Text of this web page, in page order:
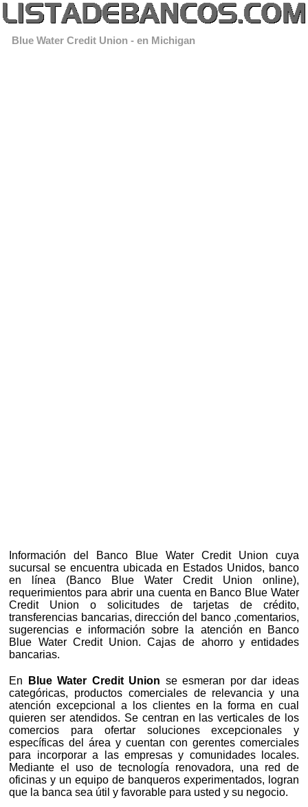
Blue Water Credit Union - en Michigan
Información del Banco Blue Water Credit Union cuya
sucursal se encuentra ubicada en Estados Unidos, banco
en línea (Banco Blue Water Credit Union online),
requerimientos para abrir una cuenta en Banco Blue Water
Credit Union o solicitudes de tarjetas de crédito,
transferencias bancarias, dirección del banco ,comentarios,
sugerencias e información sobre la atención en Banco
Blue Water Credit Union. Cajas de ahorro y entidades
bancarias.
En Blue Water Credit Union se esmeran por dar ideas
categóricas, productos comerciales de relevancia y una
atención excepcional a los clientes en la forma en cual
quieren ser atendidos. Se centran en las verticales de los
comercios para ofertar soluciones excepcionales y
específicas del área y cuentan con gerentes comerciales
para incorporar a las empresas y comunidades locales.
Mediante el uso de tecnología renovadora, una red de
oficinas y un equipo de banqueros experimentados, logran
que la banca sea útil y favorable para usted y su negocio.